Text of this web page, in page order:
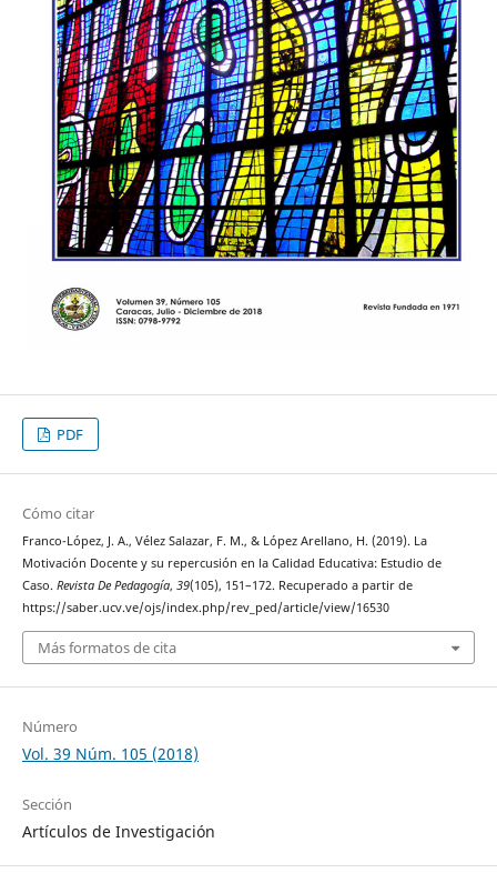
PDF
Cómo citar
Franco-López, J. A., Vélez Salazar, F. M., & López Arellano, H. (2019). La
Motivación Docente y su repercusión en la Calidad Educativa: Estudio de
Caso. Revista De Pedagogía, 39(105), 151–172. Recuperado a partir de
https://saber.ucv.ve/ojs/index.php/rev_ped/article/view/16530
Más formatos de cita
Número
Vol. 39 Núm. 105 (2018)
Sección
Artículos de Investigación